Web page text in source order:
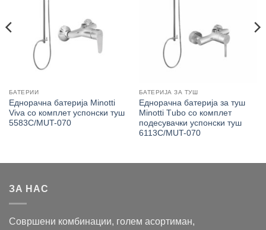
БАТЕРИИ
Еднорачна батерија Minotti
Viva со комплет успонски туш
5583C/MUT-070
БАТЕРИЈА ЗА ТУШ
Еднорачна батерија за туш
Minotti Тubо со комплет
подесувачки успонски туш
6113C/MUT-070
ЗА НАС
Совршени комбинации, голем асортиман,